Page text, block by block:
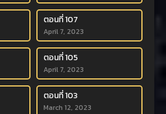
ตอนที่ 107
April 7, 2023
ตอนที่ 105
April 7, 2023
ตอนที่ 103
March 12, 2023